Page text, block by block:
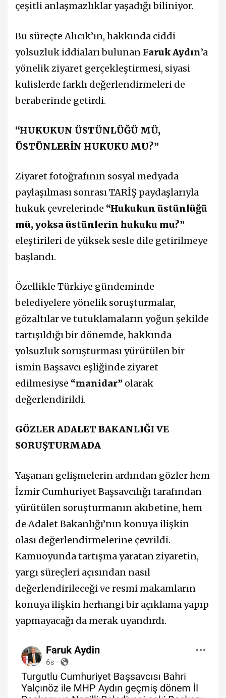
çeşitli anlaşmazlıklar yaşadığı biliniyor.
Bu süreçte Alıcık’ın, hakkında ciddi
yolsuzluk iddiaları bulunan Faruk Aydın’a
yönelik ziyaret gerçekleştirmesi, siyasi
kulislerde farklı değerlendirmeleri de
beraberinde getirdi.
“HUKUKUN ÜSTÜNLÜĞÜ MÜ,
ÜSTÜNLERİN HUKUKU MU?”
Ziyaret fotoğrafının sosyal medyada
paylaşılması sonrası TARİŞ paydaşlarıyla
hukuk çevrelerinde “Hukukun üstünlüğü
mü, yoksa üstünlerin hukuku mu?”
eleştirileri de yüksek sesle dile getirilmeye
başlandı.
Özellikle Türkiye gündeminde
belediyelere yönelik soruşturmalar,
gözaltılar ve tutuklamaların yoğun şekilde
tartışıldığı bir dönemde, hakkında
yolsuzluk soruşturması yürütülen bir
ismin Başsavcı eşliğinde ziyaret
edilmesiyse “manidar” olarak
değerlendirildi.
GÖZLER ADALET BAKANLIĞI VE
SORUŞTURMADA
Yaşanan gelişmelerin ardından gözler hem
İzmir Cumhuriyet Başsavcılığı tarafından
yürütülen soruşturmanın akıbetine, hem
de Adalet Bakanlığı’nın konuya ilişkin
olası değerlendirmelerine çevrildi.
Kamuoyunda tartışma yaratan ziyaretin,
yargı süreçleri açısından nasıl
değerlendirileceği ve resmi makamların
konuya ilişkin herhangi bir açıklama yapıp
yapmayacağı da merak uyandırdı.